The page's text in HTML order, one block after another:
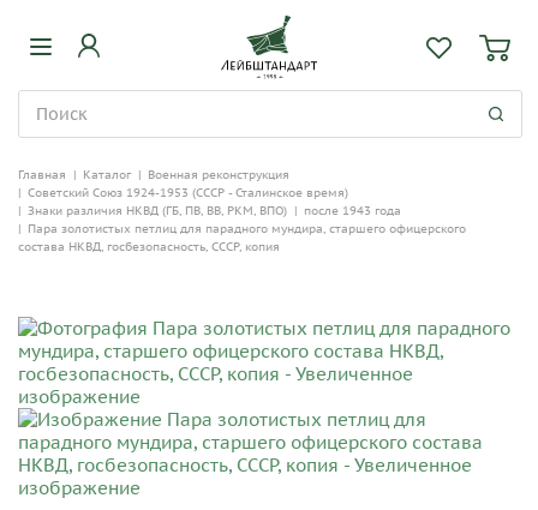
Главная | Каталог | Военная реконструкция
| Советский Союз 1924-1953 (СССР - Сталинское время)
| Знаки различия НКВД (ГБ, ПВ, ВВ, РКМ, ВПО) | после 1943 года
| Пара золотистых петлиц для парадного мундира, старшего офицерского
состава НКВД, госбезопасность, СССР, копия